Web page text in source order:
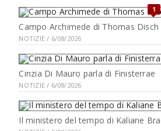
1
Campo Archimede di Thomas Disch
NOTIZIE / 6/08/2026
Cinzia Di Mauro parla di Finisterrae
NOTIZIE / 6/08/2026
Il ministero del tempo di Kaliane